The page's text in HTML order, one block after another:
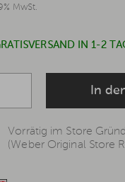
MwSt.
IN 1-2
In
Vorrätig im Store
(Weber Original Store